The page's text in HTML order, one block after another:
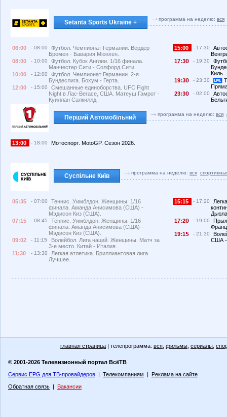
Setanta Sports Ukraine + программа на неделю: вся
06:00 - 08:00
Футбол. Чемпионат Германии. Вердер
Бремен - Бавария Мюнхен.
08:00
- 10:00
Футбол. Кубок Англии. 1/16 финала.
Манчестер Сити - Солфорд Сити.
10:00
- 12:00
Футбол. Чемпионат Германии. 2-я
Бундеслига. Бохум - Герта.
12:00
- 15:00
Смешанные единоборства. UFC Fight
Night в Лас-Вегасе, США. Матеуш Гамрот -
Куиллан Салкиллд.
15:00 - 17:30
17:3
- 19:30
Киль.
19:3
- 23:30
23:3
- 02:00
Перший Автомобільний программа на неделю: вся
13:00 - 18:00 Мотоспорт. MotoGP. Сезон 2026.
Суспільне Київ программа на неделю: вся
05:35 - 07:00
Теннис. Уимблдон. Женщины. 1/16
финала. Аманда Анисимова (США) -
Мэдисон Киз (США).
07:15
- 08:45
Теннис. Уимблдон. Женщины. 1/16
финала. Аманда Анисимова (США) -
Мэдисон Киз (США).
09:02
- 11:15
Волейбол. Лига наций. Женщины. Матч за
3-е место. Китай - Италия.
11:30
- 13:30
Легкая атлетика. Бриллиантовая лига.
Лучшее.
15:15 - 17:20
17:2
- 19:00
19:1
- 21:30
США -
главная страница | телепрограмма: вся фильмы сериалы
© 2001-2026 Телевизионный портал ВсёТВ
Сервис EPG для ТВ-провайдеров | Телекомпаниям | Реклама на сайте
Обратная связь | Вакансии